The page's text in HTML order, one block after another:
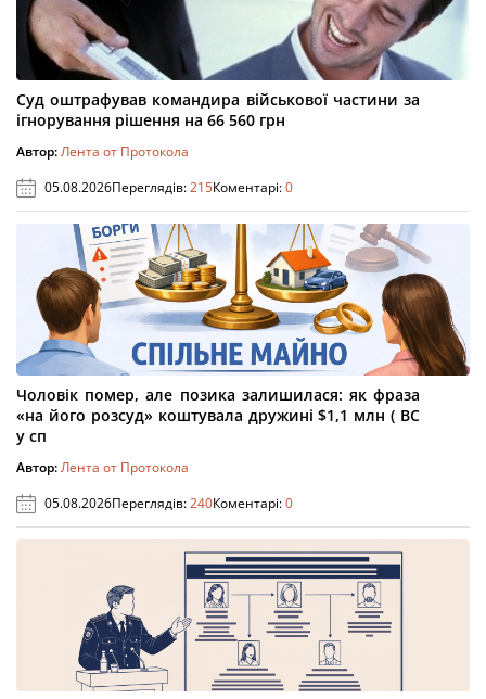
Суд оштрафував командира військової частини за
ігнорування рішення на 66 560 грн
Автор:Лента от Протокола
05.08.2026Переглядів:215Коментарі:0
Чоловік помер, але позика залишилася: як фраза
«на його розсуд» коштувала дружині $1,1 млн ( ВС
у сп
Автор:Лента от Протокола
05.08.2026Переглядів:240Коментарі:0